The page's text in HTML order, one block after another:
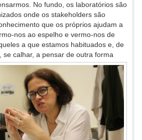
No fundo, os laboratórios são
onde os stakeholders são
que os próprios ajudam a
nos ao espelho e vermo-nos de
a que estamos habituados e, de
se calhar, a pensar de outra forma